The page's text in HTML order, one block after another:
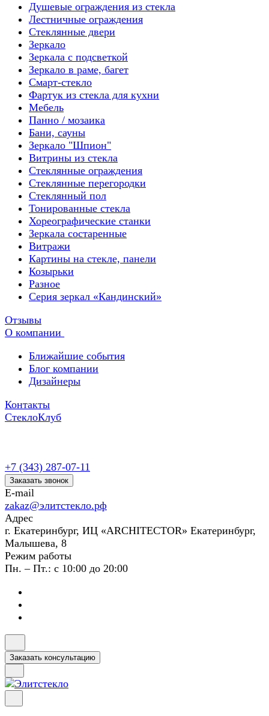
Душевые ограждения из стекла
Лестничные ограждения
Стеклянные двери
Зеркало
Зеркала с подсветкой
Зеркало в раме, багет
Смарт-стекло
Фартук из стекла для кухни
Мебель
Панно / мозаика
Бани, сауны
Зеркало "Шпион"
Витрины из стекла
Стеклянные ограждения
Стеклянные перегородки
Стеклянный пол
Тонированные стекла
Хореографические станки
Зеркала состаренные
Витражи
Картины на стекле, панели
Козырьки
Разное
Серия зеркал «Кандинский»
Отзывы
О компании
Ближайшие события
Блог компании
Дизайнеры
Контакты
СтеклоКлуб
+7 (343) 287-07-11
Заказать звонок
E-mail
zakaz@элитстекло.рф
Адрес
г. Екатеринбург, ИЦ «ARCHITECTOR» Екатеринбург,
Малышева, 8
Режим работы
Пн. – Пт.: с 10:00 до 20:00
Заказать консультацию